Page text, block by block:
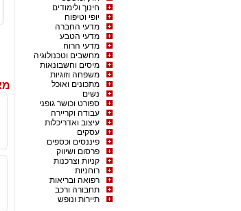
חינוך ולימודים
יופי וטיפוח
מדעי החברה
מדעי הטבע
מדעי הרוח
מחשבים וטכנולוגיה
מיסים וחשבונאות
משפחה וזוגיות
מתכונים ואוכל
נשים
ספורט וכושר גופני
עבודה וקריירה
עיצוב ואדריכלות
עסקים
פיננסים וכספים
פרסום ושיווק
קניות וצרכנות
רוחניות
רפואה ובריאות
תחבורה ורכב
תיירות ונופש